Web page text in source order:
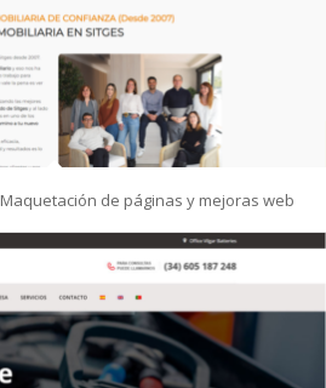
de páginas y mejoras web